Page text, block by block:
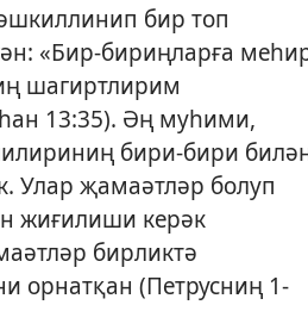
бир топ
«Бир-бириңларға
шагиртлирим
13:35). Әң муһими,
бири-бири
Улар җамаәтләр болуп
жиғилиши керәк
бирликтә
орнатқан (Петрусниң 1-